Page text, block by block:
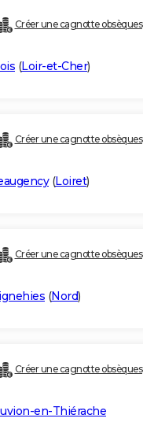
Créer une cagnotte obsèques
(Loir-et-Cher)
Créer une cagnotte obsèques
(Loiret)
Créer une cagnotte obsèques
(Nord)
Créer une cagnotte obsèques
en-Thiérache